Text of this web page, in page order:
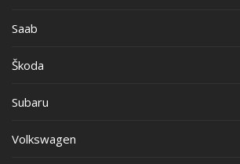
Saab
Škoda
Subaru
Volkswagen